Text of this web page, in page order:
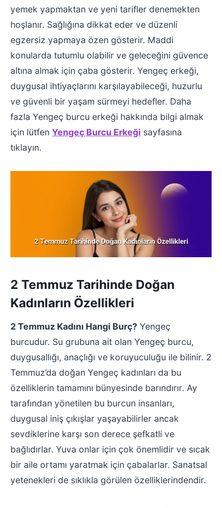
yemek yapmaktan ve yeni tarifler denemekten
hoşlanır. Sağlığına dikkat eder ve düzenli
egzersiz yapmaya özen gösterir. Maddi
konularda tutumlu olabilir ve geleceğini güvence
altına almak için çaba gösterir. Yengeç erkeği,
duygusal ihtiyaçlarını karşılayabileceği, huzurlu
ve güvenli bir yaşam sürmeyi hedefler. Daha
fazla Yengeç burcu erkeği hakkında bilgi almak
için lütfen Yengeç Burcu Erkeği sayfasına
tıklayın.
2 Temmuz Tarihinde Doğan
Kadınların Özellikleri
2 Temmuz Kadını Hangi Burç? Yengeç
burcudur. Su grubuna ait olan Yengeç burcu,
duygusallığı, anaçlığı ve koruyuculuğu ile bilinir. 2
Temmuz’da doğan Yengeç kadınları da bu
özelliklerin tamamını bünyesinde barındırır. Ay
tarafından yönetilen bu burcun insanları,
duygusal iniş çıkışlar yaşayabilirler ancak
sevdiklerine karşı son derece şefkatli ve
bağlıdırlar. Yuva onlar için çok önemlidir ve sıcak
bir aile ortamı yaratmak için çabalarlar. Sanatsal
yetenekleri de sıklıkla görülen özelliklerindendir.